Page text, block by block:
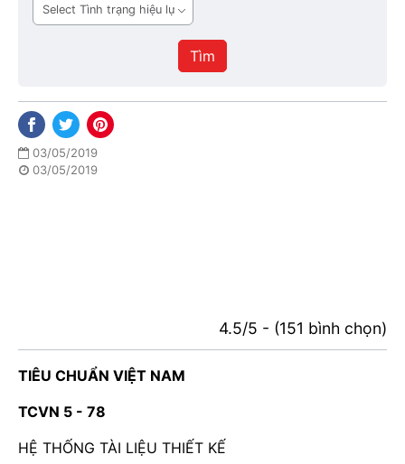
hành
trạng
Tìm
03/05/2019
03/05/2019
4.5/5 - (151 bình chọn)
TIÊU CHUẨN VIỆT NAM
TCVN 5 - 78
HỆ THỐNG TÀI LIỆU THIẾT KẾ